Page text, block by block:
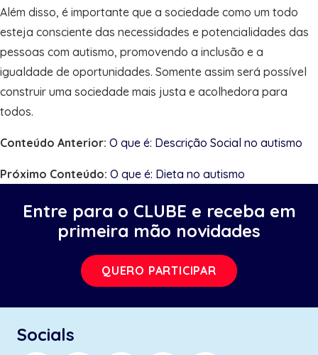
Além disso, é importante que a sociedade como um todo
esteja consciente das necessidades e potencialidades das
pessoas com autismo, promovendo a inclusão e a
igualdade de oportunidades. Somente assim será possível
construir uma sociedade mais justa e acolhedora para
todos.
Conteúdo Anterior: O que é: Descrição Social no autismo
Próximo Conteúdo: O que é: Dieta no autismo
Entre para o CLUBE e receba em
primeira mão novidades
QUERO PARTICIPAR
Socials